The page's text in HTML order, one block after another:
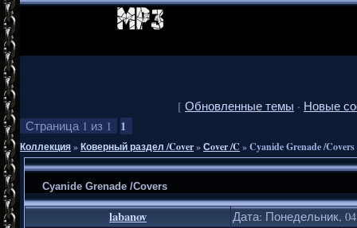
[ Обновленные темы · Новые
Страница 1 из 1 1
Коллекция»Коверный раздел /Cover»Сover /C »Cyanide Grenade /Covers
Cyanide Grenade /Covers
labanov Дата: Понедельник,